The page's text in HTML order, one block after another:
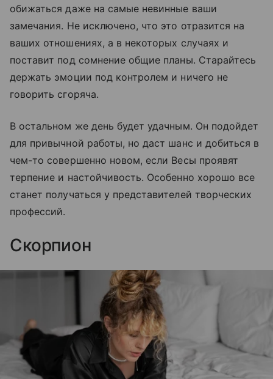
обижаться даже на самые невинные ваши
замечания. Не исключено, что это отразится на
ваших отношениях, а в некоторых случаях и
поставит под сомнение общие планы. Старайтесь
держать эмоции под контролем и ничего не
говорить сгоряча.
В остальном же день будет удачным. Он подойдет
для привычной работы, но даст шанс и добиться в
чем-то совершенно новом, если Весы проявят
терпение и настойчивость. Особенно хорошо все
станет получаться у представителей творческих
профессий.
Скорпион